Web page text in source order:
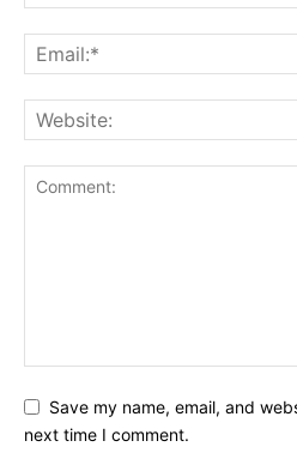
Save my name, email, and
next time I comment.